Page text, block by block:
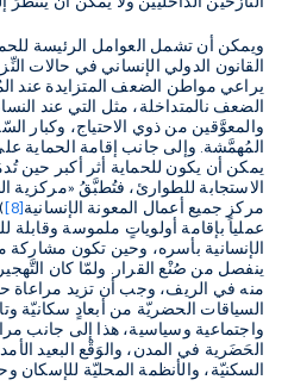
ويمكن أن تشمل العوامل الرئيسة
القانون الدولي الإنساني في حالات
يراعي مواطن الضعف المتزايدة عند
الضعف نالمتداخلة، مثل التي عند
والمعوَّقين من ذوي الاحتياج، وكبار
المُهمَّشة. وإلى جانب إقامة الحماية
يمكن أن يكون للحماية أثر أكبر حين
الاستجابة للطوارئ، فتُطبَّقُ «مركزية
مركز جميع أعمال المعونة الإنسانية[8]
عملياً بإقامة أولوياتٍ ملموسة وقابلة
الإنسانية بأسره، وحين تكون
ينفصل من صُنْع القرار. ولمّا كان
منه في الريف، وجب أن تزيد مراعاة
السياقات الحضريّة من أبعادٍ سكانيّة
واجتماعية وسياسية، هذا إلى جانب
الحَضَرية في المدن، والوَقْع البعيد
السكنيّة، والأنظمة المحليّة للإسكان